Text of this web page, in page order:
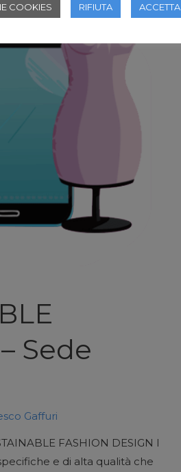
Sede
Gaffuri
FASHION DESIGN I
e di alta qualità che
COOKIES RIFIUTA ACCETTA